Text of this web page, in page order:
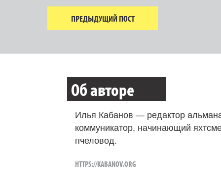
ПРЕДЫДУЩИЙ ПОСТ
Об авторе
Илья Кабанов — редактор
коммуникатор, начинающий
пчеловод.
HTTPS://KABANOV.ORG